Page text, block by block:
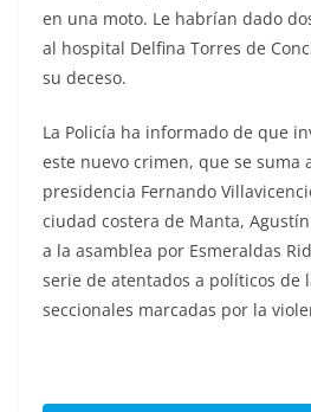
en una moto. Le habrían dado
al hospital Delfina Torres de
su deceso.
La Policía ha informado de que
este nuevo crimen, que se suma
presidencia Fernando
ciudad costera de Manta,
a la asamblea por Esmeraldas
serie de atentados a políticos de
seccionales marcadas por la